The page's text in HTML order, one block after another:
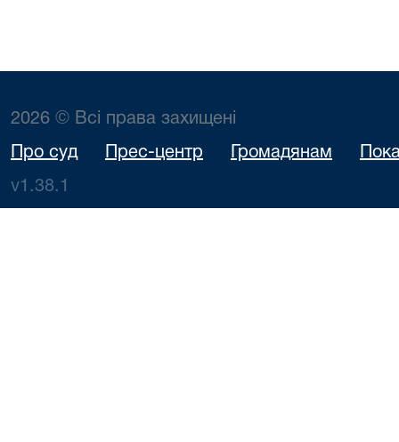
2026 © Всі права захищені
Про суд Прес-центр Громадянам
v1.38.1